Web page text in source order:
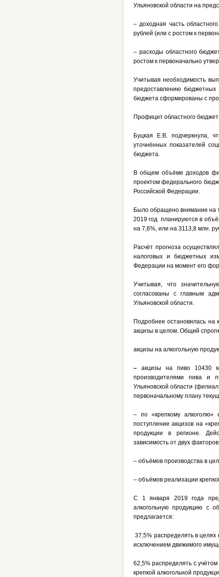
Ульяновской области на
– доходная часть
рублей (или с ростом к
– расходы областного
ростом к первоначально
Учитывая необходимость
предоставлению бюджетных
бюджета сформированы с
Профицит областного
Буцкая Е.В. подчеркнула,
уточнённых показателей
бюджета.
В общем объёме доходов
проектом федерального
Российской Федерации.
Было обращено внимание на
2019 год планируются в
на 7,6%, или на 3113,8 млн.
Расчёт прогноза
налоговых и бюджетных
Федерации на момент его
Учитывая, что
согласованы с главным
Ульяновской области.
Подробнее остановилась
акцизы в целом. Общий
акцизы на алкогольную
–акцизы на пиво 10430
производителями пива и
Ульяновской области
первоначальному плану
– по «крепкому алкоголю»
поступление акцизов на
продукции в регионе.
зависимость от двух
– объёмов производства в
– объёмов реализации
С 1 января 2019 года
алкогольную продукцию с
предлагается:
37,5% распределять в
исключением движимого
62,5% распределять с
крепкой алкогольной